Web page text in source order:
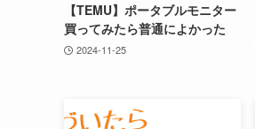
【TEMU】ポータブルモニター
買ってみたら普通によかった
2024-11-25